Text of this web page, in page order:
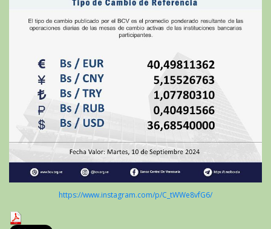
https://www.instagram.com/p/C_tWWe8vfG6/